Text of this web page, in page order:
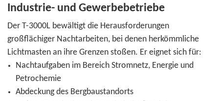
Industrie- und Gewerbebetriebe
Der T-3000L bewältigt die Herausforderungen
großflächiger Nachtarbeiten, bei denen herkömmliche
Lichtmasten an ihre Grenzen stoßen. Er eignet sich für:
Nachtaufgaben im Bereich Stromnetz, Energie und
Petrochemie
Abdeckung des Bergbaustandorts